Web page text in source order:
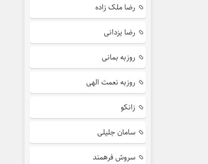
رضا ملک زاده
رضا یزدانی
روزبه بمانی
روزبه نعمت الهی
زانکو
سامان جلیلی
سروش فرهمند